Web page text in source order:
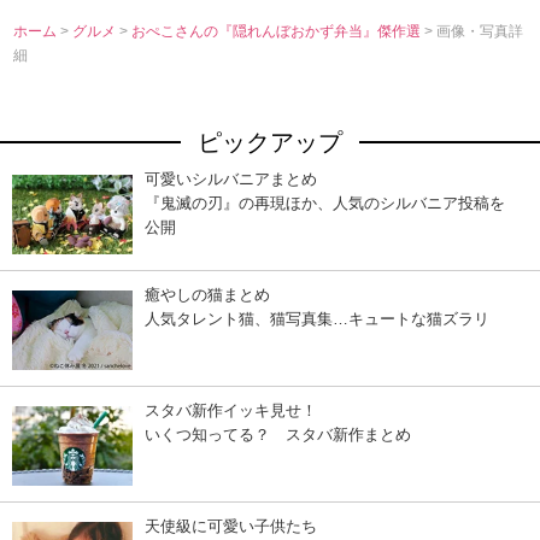
ホーム > グルメ> おぺこさんの『隠れんぼおかず弁当』傑作選> 画像・写真詳
細
ピックアップ
可愛いシルバニアまとめ
『鬼滅の刃』の再現ほか、人気のシルバニア投稿を
公開
癒やしの猫まとめ
人気タレント猫、猫写真集…キュートな猫ズラリ
スタバ新作イッキ見せ！
いくつ知ってる？ スタバ新作まとめ
天使級に可愛い子供たち